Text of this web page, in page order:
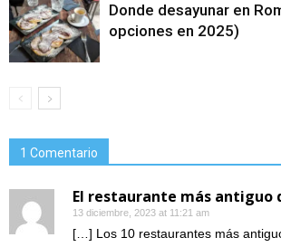
Donde desayunar en
opciones en 2025)
1 Comentario
El restaurante más antiguo
13 diciembre, 2023 at 11:21 am
[…] Los 10 restaurantes más